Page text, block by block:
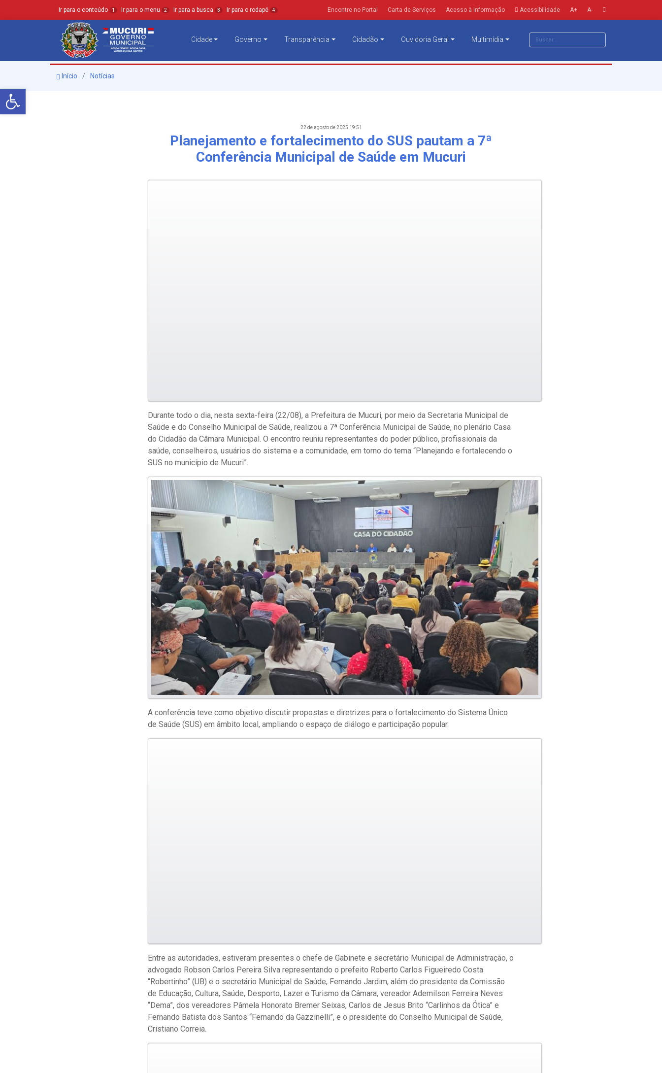
Barra de Ferramentas Aberta
Ir para o conteúdo 1 Ir para o menu 2 Ir para a busca 3 Ir para o rodapé 4 Encontre no Portal Carta de Serviços Acesso à Informação Acessibilidade A+ A-
Cidade Governo Transparência Cidadão Ouvidoria Geral Multimídia
Início Notícias
22 de agosto de 2025 19:51
Planejamento e fortalecimento do SUS pautam a 7ª
Conferência Municipal de Saúde em Mucuri
Durante todo o dia, nesta sexta-feira (22/08), a Prefeitura de Mucuri, por meio da Secretaria Municipal de
Saúde e do Conselho Municipal de Saúde, realizou a 7ª Conferência Municipal de Saúde, no plenário Casa
do Cidadão da Câmara Municipal. O encontro reuniu representantes do poder público, profissionais da
saúde, conselheiros, usuários do sistema e a comunidade, em torno do tema “Planejando e fortalecendo o
SUS no município de Mucuri”.
A conferência teve como objetivo discutir propostas e diretrizes para o fortalecimento do Sistema Único
de Saúde (SUS) em âmbito local, ampliando o espaço de diálogo e participação popular.
Entre as autoridades, estiveram presentes o chefe de Gabinete e secretário Municipal de Administração, o
advogado Robson Carlos Pereira Silva representando o prefeito Roberto Carlos Figueiredo Costa
“Robertinho” (UB) e o secretário Municipal de Saúde, Fernando Jardim, além do presidente da Comissão
de Educação, Cultura, Saúde, Desporto, Lazer e Turismo da Câmara, vereador Ademilson Ferreira Neves
“Dema”, dos vereadores Pâmela Honorato Bremer Seixas, Carlos de Jesus Brito “Carlinhos da Ótica” e
Fernando Batista dos Santos “Fernando da Gazzinelli”, e o presidente do Conselho Municipal de Saúde,
Cristiano Correia.